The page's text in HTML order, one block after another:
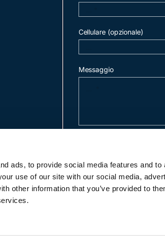
ads, to provide social media features and to
use of our site with our social media,
other information that you’ve provided to
Cellulare (opzionale)
Messaggio